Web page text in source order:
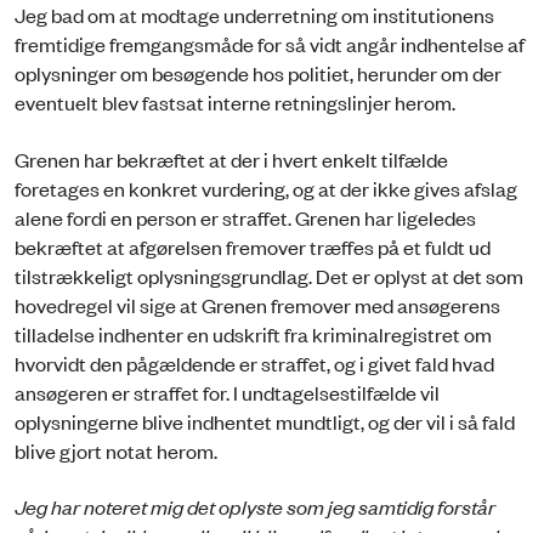
Jeg bad om at modtage underretning om institutionens
fremtidige fremgangsmåde for så vidt angår indhentelse af
oplysninger om besøgende hos politiet, herunder om der
eventuelt blev fastsat interne retningslinjer herom.
Grenen har bekræftet at der i hvert enkelt tilfælde
foretages en konkret vurdering, og at der ikke gives afslag
alene fordi en person er straffet. Grenen har ligeledes
bekræftet at afgørelsen fremover træffes på et fuldt ud
tilstrækkeligt oplysningsgrundlag. Det er oplyst at det som
hovedregel vil sige at Grenen fremover med ansøgerens
tilladelse indhenter en udskrift fra kriminalregistret om
hvorvidt den pågældende er straffet, og i givet fald hvad
ansøgeren er straffet for. I undtagelsestilfælde vil
oplysningerne blive indhentet mundtligt, og der vil i så fald
blive gjort notat herom.
Jeg har noteret mig det oplyste som jeg samtidig forstår